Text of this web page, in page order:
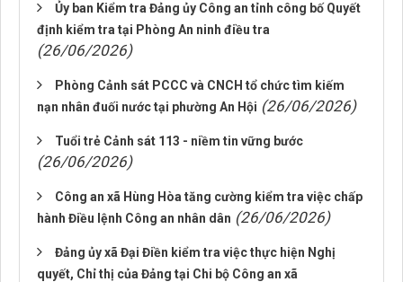
Ủy ban Kiểm tra Đảng ủy Công an tỉnh công bố Quyết
định kiểm tra tại Phòng An ninh điều tra
(26/06/2026)
Phòng Cảnh sát PCCC và CNCH tổ chức tìm kiếm
nạn nhân đuối nước tại phường An Hội (26/06/2026)
Tuổi trẻ Cảnh sát 113 - niềm tin vững bước
(26/06/2026)
Công an xã Hùng Hòa tăng cường kiểm tra việc chấp
hành Điều lệnh Công an nhân dân (26/06/2026)
Đảng ủy xã Đại Điền kiểm tra việc thực hiện Nghị
quyết, Chỉ thị của Đảng tại Chi bộ Công an xã